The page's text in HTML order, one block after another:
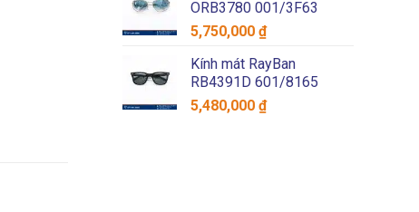
ORB3780 001/3F63
5,750,000 ₫
Kính mát RayBan
RB4391D 601/8165
5,480,000 ₫